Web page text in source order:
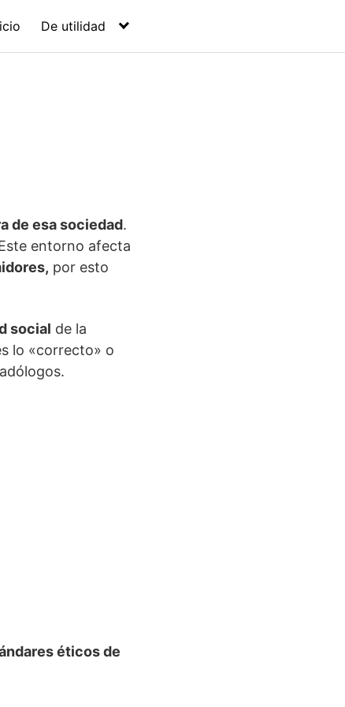
De utilidad
de esa sociedad.
entorno afecta
por esto
social de la
lo «correcto» o
éticos de